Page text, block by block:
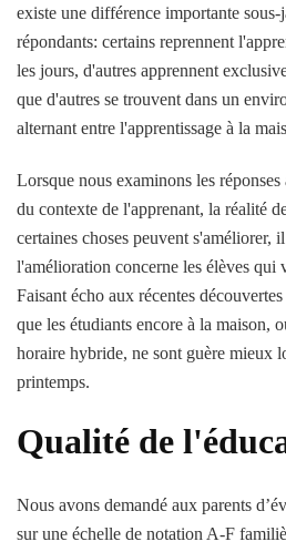
existe une différence importante sous-
répondants: certains reprennent
les jours, d'autres apprennent
que d'autres se trouvent dans un
alternant entre l'apprentissage à la
Lorsque nous examinons les
du contexte de l'apprenant, la réalité
certaines choses peuvent s'améliorer,
l'amélioration concerne les élèves qui
Faisant écho aux récentes
que les étudiants encore à la maison,
horaire hybride, ne sont guère mieux
printemps.
Qualité de
Nous avons demandé aux parents
sur une échelle de notation A-F